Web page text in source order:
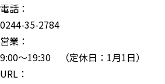
電話：
0244-35-2784
営業：
9:00〜19:30 （定休日：1月1日）
URL：